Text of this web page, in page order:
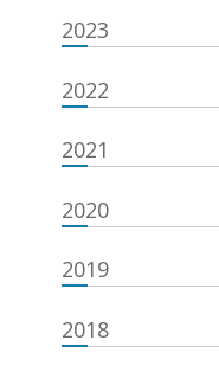
2023
2022
2021
2020
2019
2018